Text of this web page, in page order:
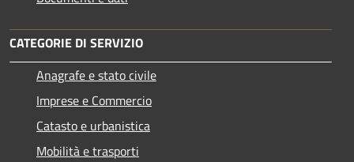
CATEGORIE DI SERVIZIO
Anagrafe e stato civile
Imprese e Commercio
Catasto e urbanistica
Mobilità e trasporti